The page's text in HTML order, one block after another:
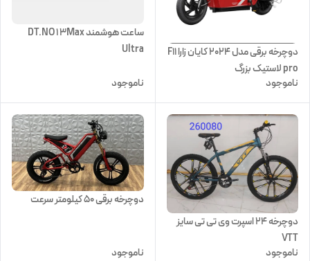
دوچرخه برقی مدل 2024 کایان زارا F11
pro لاستیک بزرگ
ناموجود
ساعت هوشمند DT.NO 1 3Max
Ultra
ناموجود
دوچرخه 24 اسپرت وی تی تی سایز
VTT
ناموجود
دوچرخه برقی 50 کیلومتر سرعت
ناموجود